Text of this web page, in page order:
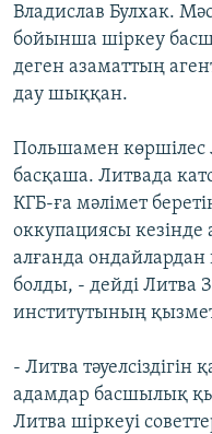
Владислав Булхак.
бойынша шіркеу
деген азаматтың
дау шыққан.
Польшамен көршілес
басқаша. Литвада
КГБ-ға мәлімет
оккупациясы кезінде
алғанда
болды, - дейді Литва
институтының
- Литва
адамдар басшылық
Литва шіркеуі